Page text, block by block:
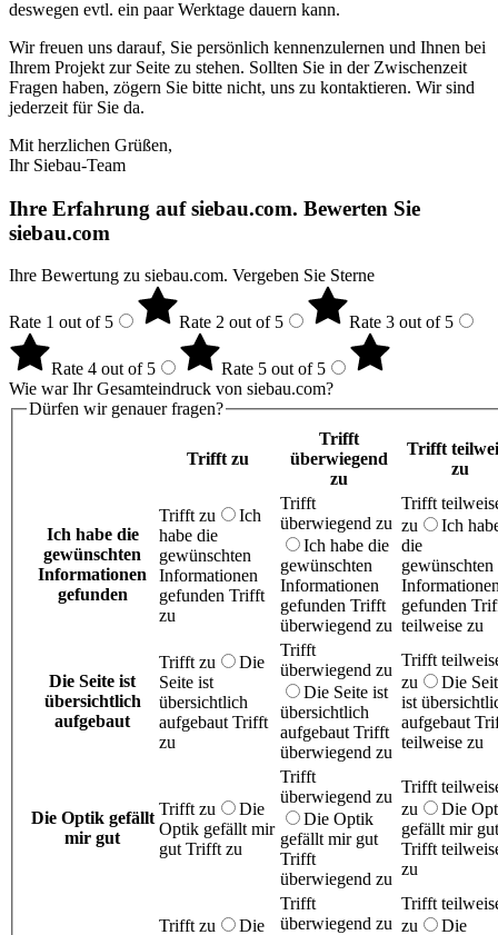
deswegen evtl. ein paar Werktage dauern kann.
Wir freuen uns darauf, Sie persönlich kennenzulernen und Ihnen bei
Ihrem Projekt zur Seite zu stehen. Sollten Sie in der Zwischenzeit
Fragen haben, zögern Sie bitte nicht, uns zu kontaktieren. Wir sind
jederzeit für Sie da.
Mit herzlichen Grüßen,
Ihr Siebau-Team
Ihre Erfahrung auf siebau.com. Bewerten Sie
siebau.com
Ihre Bewertung zu siebau.com. Vergeben Sie Sterne
Rate 1 out of 5 Rate 2 out of 5 Rate 3 out of 5
Rate 4 out of 5
Rate 5 out of 5
Wie war Ihr Gesamteindruck von siebau.com?
Dürfen wir genauer fragen?
Trifft zu
Trifft
überwiegend
zu
Trifft
zu
Ich habe die
gewünschten
Informationen
gefunden
Trifft zu
Ich
habe die
gewünschten
Informationen
gefunden Trifft
zu
Trifft
überwiegend zu
Ich habe die
gewünschten
Informationen
gefunden Trifft
überwiegend zu
Trifft
zu
Ich
die
gewünschten
gefunden
teilweise zu
Die Seite ist
übersichtlich
aufgebaut
Trifft zu
Die
Seite ist
übersichtlich
aufgebaut Trifft
zu
Trifft
überwiegend zu
Die Seite ist
übersichtlich
aufgebaut Trifft
überwiegend zu
Trifft
zu
Die
ist
aufgebaut
teilweise zu
Die Optik gefällt
mir gut
Trifft zu
Die
Optik gefällt mir
gut Trifft zu
Trifft
überwiegend zu
Die Optik
gefällt mir gut
Trifft
überwiegend zu
Trifft
zu
Die
gefällt mir gut
Trifft
zu
Trifft zu Die
Trifft
überwiegend zu
Trifft
zu
Die